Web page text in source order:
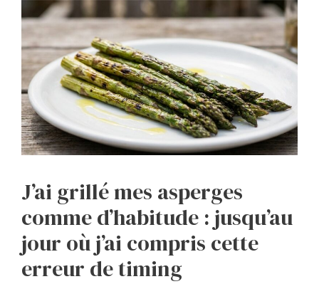
J’ai grillé mes asperges
comme d’habitude : jusqu’au
jour où j’ai compris cette
erreur de timing